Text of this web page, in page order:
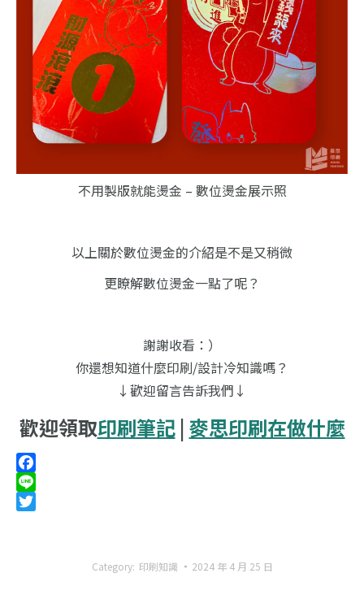
不用製版就能燙金 – 數位燙金展示照
以上關於數位燙金的介紹是不是又稍微
更瞭解數位燙金一點了呢？
謝謝收看：）
你還想知道什麼印刷/設計冷知識嗎？
↓歡迎留言告訴我們↓
歡迎領取印刷筆記| 麥思印刷在做什麼
Facebook
Line
Category: 印刷知識 2024 年 4 月 25 日